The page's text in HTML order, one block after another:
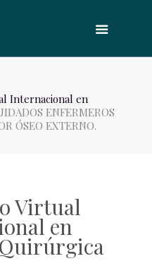
Internacional en
ENFERMEROS
ÓSEO EXTERNO.
Virtual
en